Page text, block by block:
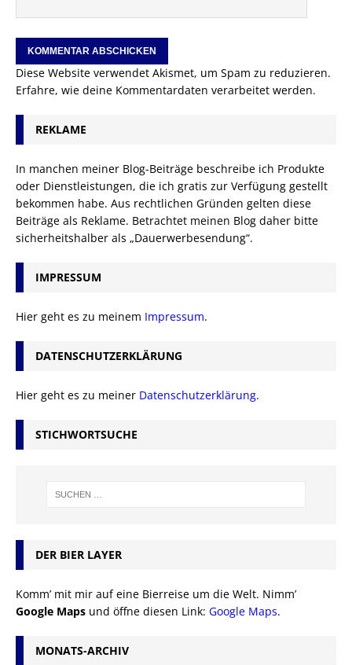
Diese Website verwendet Akismet, um Spam zu reduzieren.
Erfahre, wie deine Kommentardaten verarbeitet werden.
REKLAME
In manchen meiner Blog-Beiträge beschreibe ich Produkte
oder Dienstleistungen, die ich gratis zur Verfügung gestellt
bekommen habe. Aus rechtlichen Gründen gelten diese
Beiträge als Reklame. Betrachtet meinen Blog daher bitte
sicherheitshalber als „Dauerwerbesendung“.
IMPRESSUM
Hier geht es zu meinem Impressum.
DATENSCHUTZERKLÄRUNG
Hier geht es zu meiner Datenschutzerklärung.
STICHWORTSUCHE
DER BIER LAYER
Komm’ mit mir auf eine Bierreise um die Welt. Nimm’
Google Maps und öffne diesen Link: Google Maps.
MONATS-ARCHIV